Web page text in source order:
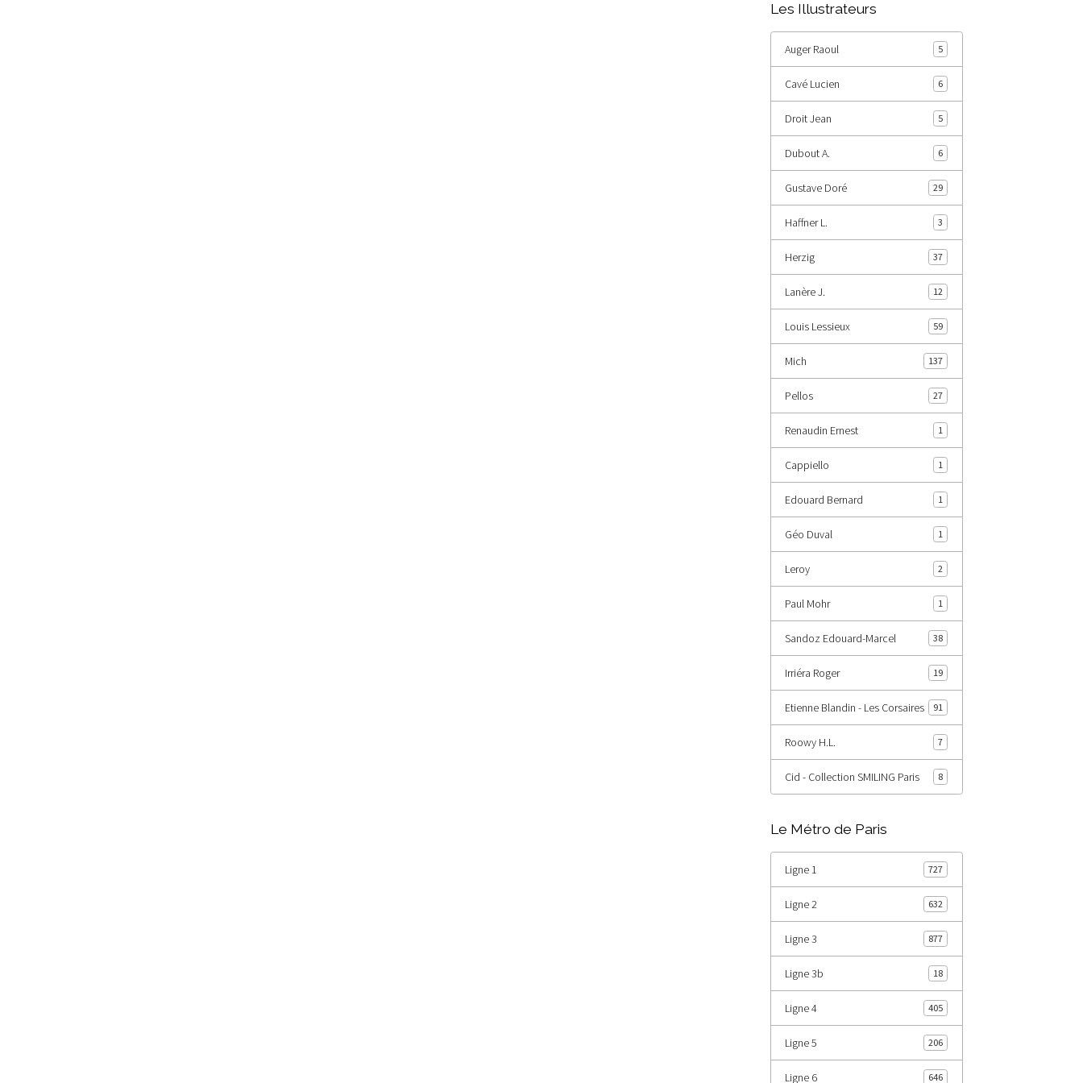
Les Illustrateurs
Auger Raoul 5
Cavé Lucien 6
Droit Jean 5
Dubout A. 6
Gustave Doré 29
Haffner L. 3
Herzig 37
Lanère J. 12
Louis Lessieux 59
Mich 137
Pellos 27
Renaudin Ernest 1
Cappiello 1
Edouard Bernard 1
Géo Duval 1
Leroy 2
Paul Mohr 1
Sandoz Edouard-Marcel 38
Irriéra Roger 19
Etienne Blandin - Les Corsaires 91
Roowy H.L. 7
Cid - Collection SMILING Paris 8
Le Métro de Paris
Ligne 1 727
Ligne 2 632
Ligne 3 877
Ligne 3b 18
Ligne 4 405
Ligne 5 206
Ligne 6 646